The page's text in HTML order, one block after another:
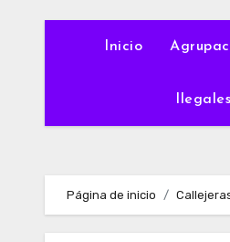
Inicio
Página de inicio